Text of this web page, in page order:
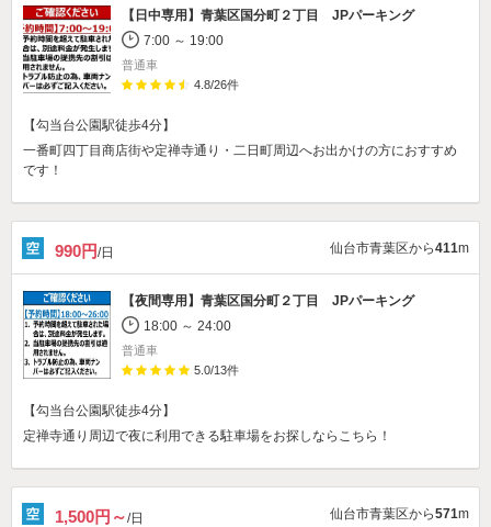
【日中専用】 青葉区国分町２丁目 JPパーキング
7:00 ～ 19:00
普通車
4.8/26件
【勾当台公園駅徒歩4分】
一番町四丁目商店街や定禅寺通り・二日町周辺へお出かけの方におすすめ
です！
990円/日 仙台市青葉区から411m
【夜間専用】 青葉区国分町２丁目 JPパーキング
18:00 ～ 24:00
普通車
5.0/13件
【勾当台公園駅徒歩4分】
定禅寺通り周辺で夜に利用できる駐車場をお探しならこちら！
1,500円～/日 仙台市青葉区から571m